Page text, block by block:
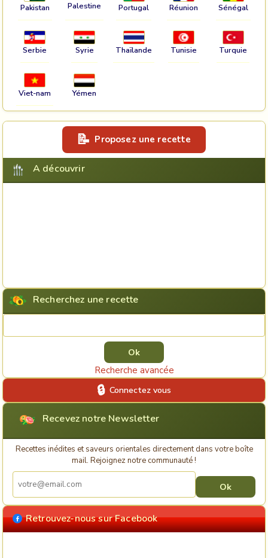
Pakistan Palestine Portugal Réunion Sénégal
Serbie Syrie Thaïlande Tunisie Turquie
Viet-nam Yémen
Proposez une recette
A découvrir
Recherchez une recette
Recherche avancée
Connectez vous
Recevez notre Newsletter
Recettes inédites et saveurs orientales directement dans votre boîte
mail. Rejoignez notre communauté !
Retrouvez-nous sur Facebook